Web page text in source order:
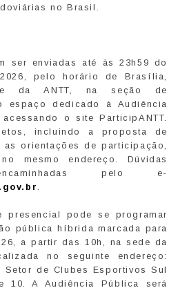
no Brasil.
ser enviadas até às 23h59 do
pelo horário de Brasília,
da ANTT, na seção de
espaço dedicado à Audiência
o site ParticipANTT.
incluindo a proposta de
orientações de participação,
mesmo endereço. Dúvidas
pelo e-
presencial pode se programar
pública híbrida marcada para
a partir das 10h, na sede da
no seguinte endereço:
de Clubes Esportivos Sul
10. A Audiência Pública será